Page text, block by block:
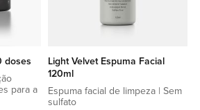
doses
para a
Light Velvet Espuma Facial
120ml
Espuma facial de limpeza | Sem
sulfato